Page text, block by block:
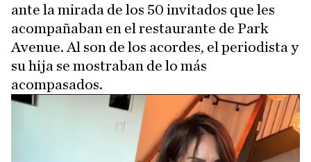
ante la mirada de los 50 invitados que les
acompañaban en el restaurante de Park
Avenue. Al son de los acordes, el periodista y
su hija se mostraban de lo más
acompasados.